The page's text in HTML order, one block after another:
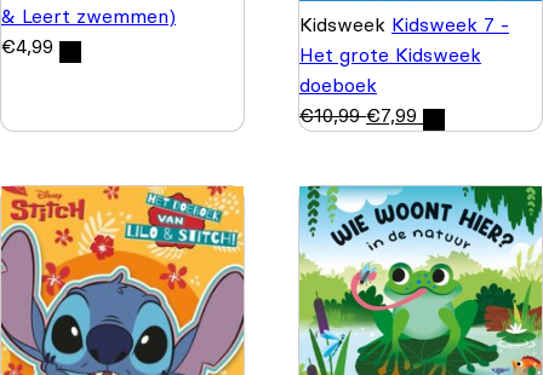
& Leert zwemmen)
€4,99
Kidsweek Kidsweek 7 -
Het grote Kidsweek
doeboek
€10,99 €7,99